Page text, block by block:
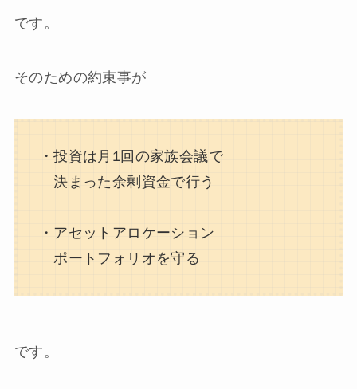
です。
そのための約束事が
・投資は月1回の家族会議で
決まった余剰資金で行う
・アセットアロケーション
ポートフォリオを守る
です。